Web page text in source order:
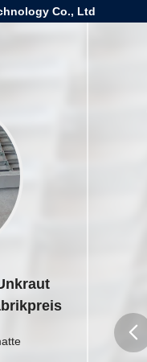
Co., Ltd